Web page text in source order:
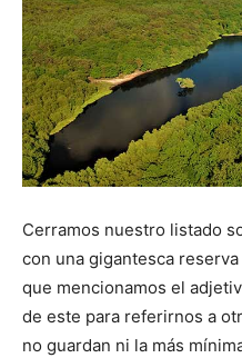
Cerramos nuestro listado
con una gigantesca
que mencionamos el
de este para referirnos a
no guardan ni la más